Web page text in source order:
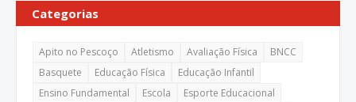
Categorias
Apito no Pescoço Atletismo Avaliação Física
BNCC
Basquete
Educação Física
Educação Infantil
Ensino Fundamental
Escola
Esporte Educacional